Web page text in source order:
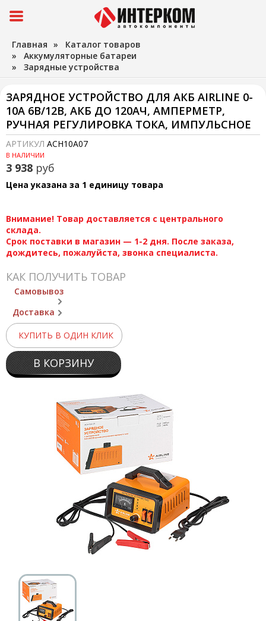
Главная » Каталог товаров
» Аккумуляторные батареи
» Зарядные устройства
ЗАРЯДНОЕ УСТРОЙСТВО ДЛЯ АКБ AIRLINE 0-
10А 6В/12В, АКБ ДО 120АЧ, АМПЕРМЕТР,
РУЧНАЯ РЕГУЛИРОВКА ТОКА, ИМПУЛЬСНОЕ
АРТИКУЛ ACH10A07
В НАЛИЧИИ
3 938 руб
Цена указана за 1 единицу товара
Внимание! Товар доставляется с центрального
склада.
Срок поставки в магазин — 1-2 дня. После заказа,
дождитесь, пожалуйста, звонка специалиста.
КАК ПОЛУЧИТЬ ТОВАР
Самовывоз
Доставка
КУПИТЬ В ОДИН КЛИК
В КОРЗИНУ